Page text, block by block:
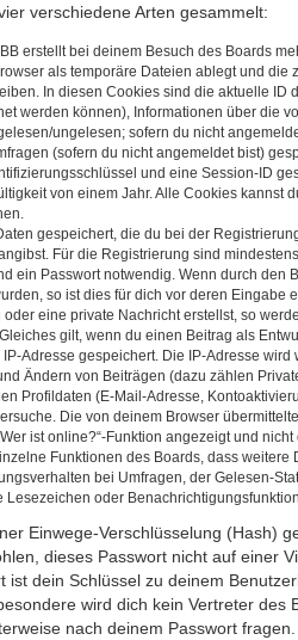
verschiedene Arten gesammelt:
erstellt bei deinem Besuch des Boards
als temporäre Dateien ablegt und die
In diesen Cookies sind die aktuelle ID
werden können), Informationen über die
ungelesen; sofern du nicht
(sofern du nicht angemeldet bist)
und eine Session-ID
von einem Jahr. Alle Cookies kannst
gespeichert, die du bei der
Für die Registrierung sind
ein Passwort notwendig. Wenn durch den
so ist dies für dich vor deren Eingabe
eine private Nachricht erstellst, so
gilt, wenn du einen Beitrag als
Adresse gespeichert. Die IP-Adresse
Ändern von Beiträgen (dazu zählen
Profildaten (E-Mail-Adresse,
Die von deinem Browser
ist online?“-Funktion angezeigt und
Funktionen des Boards, dass weitere
bei Umfragen, der Gelesen-
Lesezeichen oder
Einwege-Verschlüsselung (Hash)
dieses Passwort nicht auf einer
ist dein Schlüssel zu deinem
wird dich kein Vertreter des
nach deinem Passwort